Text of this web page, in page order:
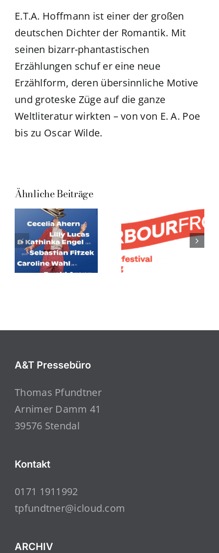
E.T.A. Hoffmann ist einer der großen
deutschen Dichter der Romantik. Mit
seinen bizarr-phantastischen
Erzählungen schuf er eine neue
Erzählform, deren übersinnliche Motive
und groteske Züge auf die ganze
Weltliteratur wirkten – von von E. A. Poe
bis zu Oscar Wilde.
Ähnliche Beiträge
A&T Pressebüro
Thomas Pfundtner
Arnimer Damm 41
39576 Stendal
Kontakt
0171 1911992
tpfundtner@icloud.com
ARCHIV